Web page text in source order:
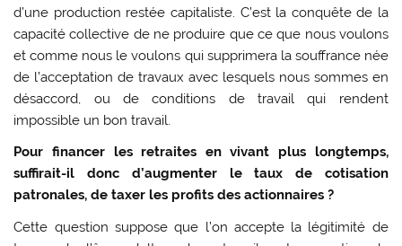
d’une production restée capitaliste. C’est la conquête de la
capacité collective de ne produire que ce que nous voulons
et comme nous le voulons qui supprimera la souffrance née
de l’acceptation de travaux avec lesquels nous sommes en
désaccord, ou de conditions de travail qui rendent
impossible un bon travail.
Pour financer les retraites en vivant plus longtemps,
suffirait-il donc d’augmenter le taux de cotisation
patronales, de taxer les profits des actionnaires ?
Cette question suppose que l’on accepte la légitimité de